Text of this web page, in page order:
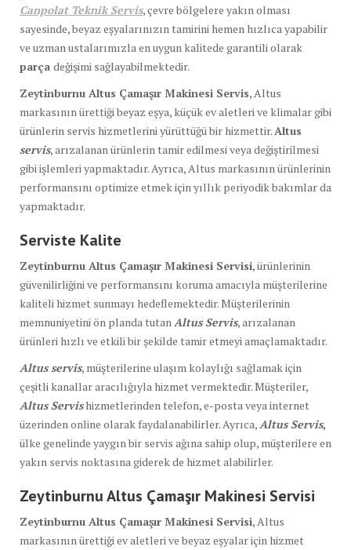
Canpolat Teknik Servis, çevre bölgelere yakın olması
sayesinde, beyaz eşyalarınızın tamirini hemen hızlıca yapabilir
ve uzman ustalarımızla en uygun kalitede garantili olarak
parça değişimi sağlayabilmektedir.
Zeytinburnu Altus Çamaşır Makinesi Servis, Altus
markasının ürettiği beyaz eşya, küçük ev aletleri ve klimalar gibi
ürünlerin servis hizmetlerini yürüttüğü bir hizmettir. Altus
servis, arızalanan ürünlerin tamir edilmesi veya değiştirilmesi
gibi işlemleri yapmaktadır. Ayrıca, Altus markasının ürünlerinin
performansını optimize etmek için yıllık periyodik bakımlar da
yapmaktadır.
Serviste Kalite
Zeytinburnu Altus Çamaşır Makinesi Servisi, ürünlerinin
güvenilirliğini ve performansını koruma amacıyla müşterilerine
kaliteli hizmet sunmayı hedeflemektedir. Müşterilerinin
memnuniyetini ön planda tutan Altus Servis, arızalanan
ürünleri hızlı ve etkili bir şekilde tamir etmeyi amaçlamaktadır.
Altus servis, müşterilerine ulaşım kolaylığı sağlamak için
çeşitli kanallar aracılığıyla hizmet vermektedir. Müşteriler,
Altus Servishizmetlerinden telefon, e-posta veya internet
üzerinden online olarak faydalanabilirler. Ayrıca, Altus Servis,
ülke genelinde yaygın bir servis ağına sahip olup, müşterilere en
yakın servis noktasına giderek de hizmet alabilirler.
Zeytinburnu Altus Çamaşır Makinesi Servisi
Zeytinburnu Altus Çamaşır Makinesi Servisi, Altus
markasının ürettiği ev aletleri ve beyaz eşyalar için hizmet